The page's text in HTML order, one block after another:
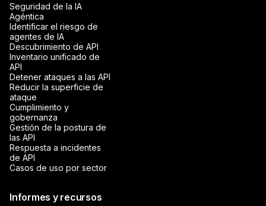
Seguridad de la IA
Agéntica
Identificar el riesgo de
agentes de IA
Descubrimiento de API
Inventario unificado de
API
Detener ataques a las API
Reducir la superficie de
ataque
Cumplimiento y
gobernanza
Gestión de la postura de
las API
Respuesta a incidentes
de API
Casos de uso por sector
Informes y recursos